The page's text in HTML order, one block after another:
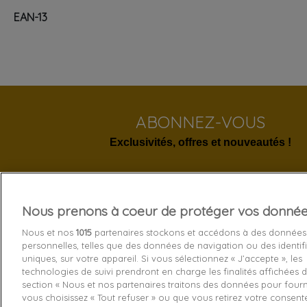
EAN-13
ABONNEZ-VOUS
Exclusivités, offres et nouveautés !
Services
Livraison
Echange
Paiement
Nous prenons à coeur de protéger vos
Nous et nos 1015 partenaires stockons et accédons à des données
personnelles, telles que des données de navigation ou des
uniques, sur votre appareil. Si vous sélectionnez « J’accepte », les
technologies de suivi prendront en charge les finalités affichées
section « Nous et nos partenaires traitons des données pour
vous choisissez « Tout refuser » ou que vous retirez votre